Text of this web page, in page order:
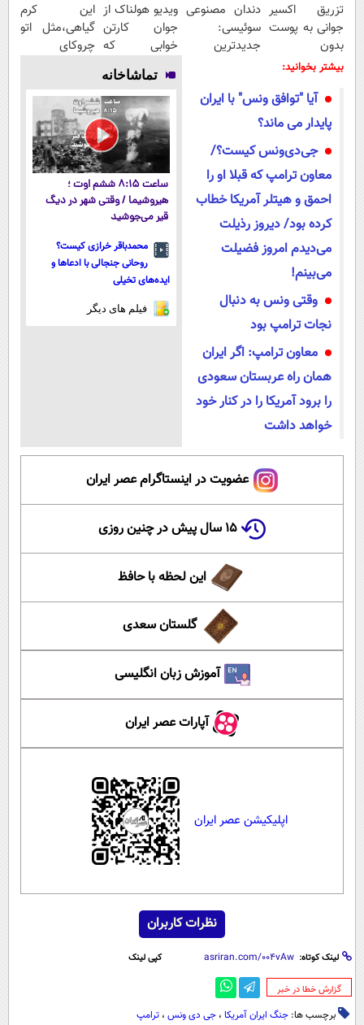
تزریق اکسیر
جوانی به پوست
بدون
سوزن40%تخفیف
دندان مصنوعی
سوئیسی:
جدیدترین
پرداخت قسطی
ویدیو هولناک از
جوان کارتن
خوابی که
میلیاردر شد.
آموزش رایگان
این کرم
گیاهی،مثل اتو
چروکای
بیشتر بخوانید:
آیا "توافق ونس" با ایران
پایدار می ماند؟
جی‌دی‌ونس کیست؟/
معاون ترامپ که قبلا او را
احمق و هیتلر آمریکا خطاب
کرده بود/ دیروز رذیلت
می‌دیدم امروز فضیلت
می‌بینم!
وقتی ونس به دنبال
نجات ترامپ بود
معاون ترامپ: اگر ایران
همان راه عربستان سعودی
را برود آمریکا را در کنار خود
خواهد داشت
تماشاخانه
ساعت ۸:۱۵ ششم اوت ؛
هیروشیما / وقتی شهر در دیگ
قیر می‌جوشید
محمدباقر خرازی کیست؟
روحانی جنجالی با ادعاها و
ایده‌های تخیلی
فیلم های دیگر
عضویت در اینستاگرام عصر ایران
۱۵ سال پیش در چنین روزی
این لحظه با حافظ
گلستان سعدی
آموزش زبان انگلیسی
آپارات عصر ایران
اپلیکیشن عصر ایران
نظرات کاربران
لینک کوتاه: کپی لینک
‌گزارش خطا در خبر
برچسب ها: جنگ ایران آمریکا ، جی دی ونس ، ترامپ